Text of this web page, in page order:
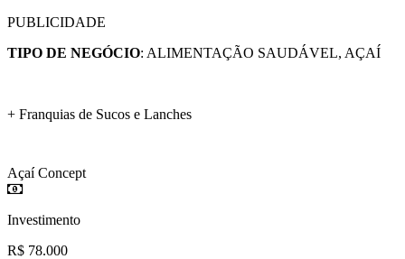
PUBLICIDADE
TIPO DE NEGÓCIO: ALIMENTAÇÃO SAUDÁVEL, AÇAÍ
+ Franquias de Sucos e Lanches
Açaí Concept
Investimento
R$ 78.000